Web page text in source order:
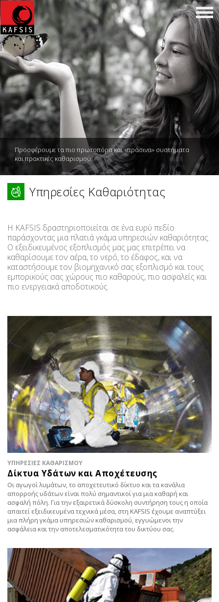
Προσφέρουμε τα πιο πρωτοπόρα και «πράσινα» συστήματα
και πρακτικές καθαρισμού.
Υπηρεσίες Καθαριότητας
Η KAFSIS δραστηριοποιείται σε ένα ευρύ πεδίο
παράσχοντας μια πλατιά γκάμα υπηρεσιών καθαριότητας.
Ο εξειδικευμένος εξοπλισμός μας μας επιτρέπει να
καθαρίσουμε τον αέρα, το νερό, το έδαφος, και να
καταστήσουμε τον βιομηχανικό σας εξοπλισμό και τους
εμπορικούς σας χώρους πιο καθαρούς, πιο ασφαλείς και
πιο ενεργειακά αποδοτικούς.
ΥΠΗΡΕΣΙΕΣ ΚΑΘΑΡΙΣΜΟΥ
Δίκτυα Υδάτων και Αποχέτευσης
Οι αγωγοί λυμάτων, το αποχετευτικό δίκτυο και τα κανάλια
απορροής υδάτων είναι πολύ σημαντικοί για μια καθαρή και
ασφαλή πόλη. Για την εξαιρετικά δύσκολη συντήρηση τους η οποία
απαιτεί εξειδικευμένα τεχνικά μέσα, στη KAFSIS έχουμε αναπτύξει
μια πλήρη γκάμα υπηρεσιών καθαρισμού, εγγυώμενοι την
ασφάλεια και την αποτελεσματικότητα του δικτύου σας.